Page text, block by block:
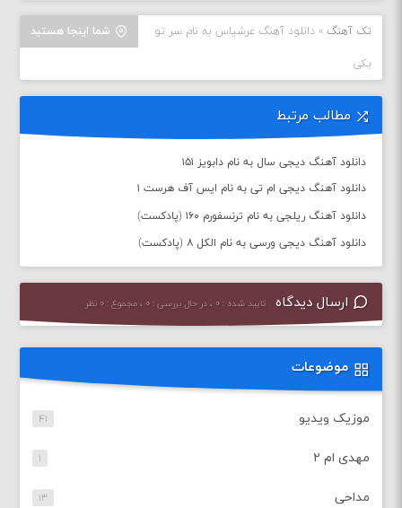
شما اینجا هستید تک آهنگ »دانلود آهنگ عرشیاس به نام سر تو
یکی
مطالب مرتبط
دانلود آهنگ دیجی سال به نام دابویز ۱۵۱
دانلود آهنگ دیجی ام تی به نام ایس آف هرست ۱
دانلود آهنگ ریلجی به نام ترنسفورم ۱۶۰ (پادکست)
دانلود آهنگ دیجی ورسی به نام الکل ۸ (پادکست)
ارسال دیدگاه تایید شده : ۰ ، در حال بررسی : ۰ ، مجموع : ۰ نظر
موضوعات
موزیک ویدیو ۴۱
مهدی ام ۲ ۱
مداحی ۱۳